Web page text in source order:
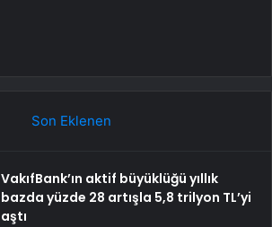
Son Eklenen
VakıfBank’ın aktif büyüklüğü yıllık
bazda yüzde 28 artışla 5,8 trilyon TL’yi
aştı